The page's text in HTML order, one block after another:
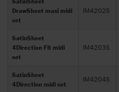
DrawSheet maxi midi
set
IM4202S
SatinSheet
4Direction Fit midi
set
IM4203S
SatinSheet
4Direction midi set
IM4204S